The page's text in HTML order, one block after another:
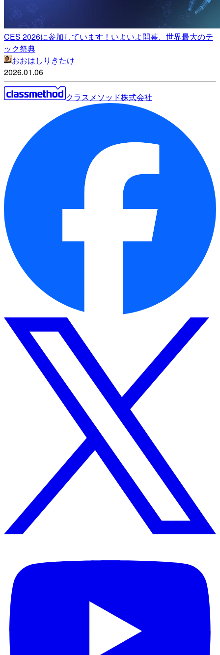
CES 2026に参加しています！いよいよ開幕、世界最大のテ
ック祭典
おおはしりきたけ
2026.01.06
クラスメソッド株式会社